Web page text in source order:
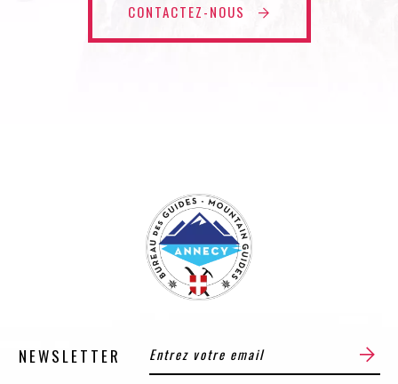
CONTACTEZ-NOUS
NEWSLETTER